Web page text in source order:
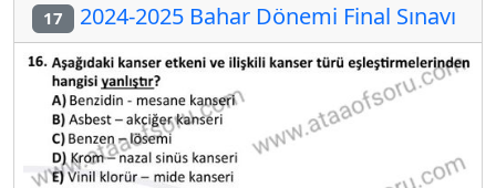
17 2024-2025 Bahar Dönemi Final Sınavı